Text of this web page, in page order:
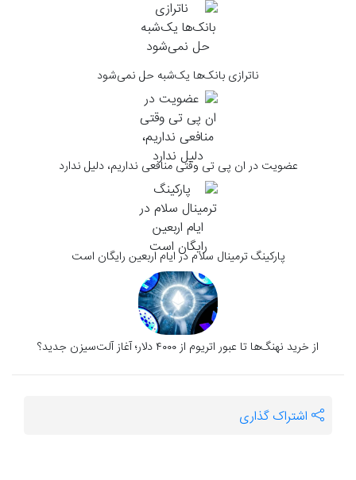
ناترازی بانک‌ها یک‌شبه حل نمی‌شود
عضویت در ان پی تی وقتی منافعی نداریم، دلیل ندارد
پارکینگ ترمینال سلام در ایام اربعین رایگان است
از خرید نهنگ‌ها تا عبور اتریوم از ۴۰۰۰ دلار؛ آغاز آلت‌سیزن جدید؟
اشتراک گذاری